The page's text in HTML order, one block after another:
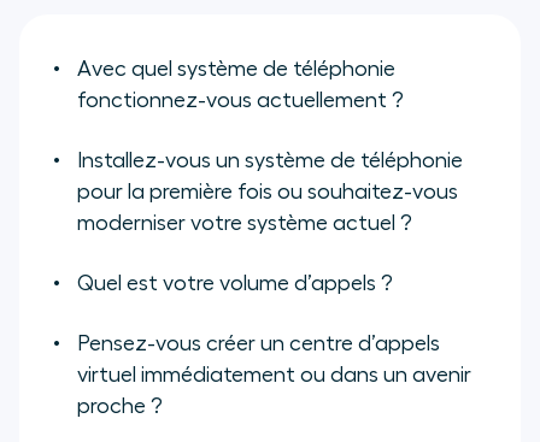
Avec quel système de téléphonie
fonctionnez-vous actuellement ?
Installez-vous un système de téléphonie
pour la première fois ou souhaitez-vous
moderniser votre système actuel ?
Quel est votre volume d’appels ?
Pensez-vous créer un centre d’appels
virtuel immédiatement ou dans un avenir
proche ?